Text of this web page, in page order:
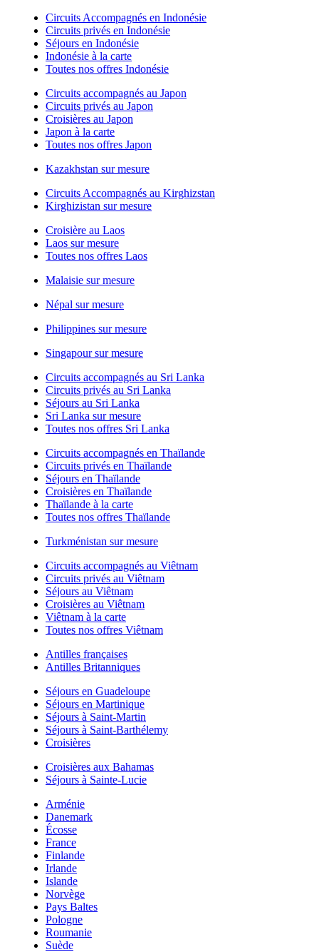
Circuits Accompagnés en Indonésie
Circuits privés en Indonésie
Séjours en Indonésie
Indonésie à la carte
Toutes nos offres Indonésie
Circuits accompagnés au Japon
Circuits privés au Japon
Croisières au Japon
Japon à la carte
Toutes nos offres Japon
Kazakhstan sur mesure
Circuits Accompagnés au Kirghizstan
Kirghizistan sur mesure
Croisière au Laos
Laos sur mesure
Toutes nos offres Laos
Malaisie sur mesure
Népal sur mesure
Philippines sur mesure
Singapour sur mesure
Circuits accompagnés au Sri Lanka
Circuits privés au Sri Lanka
Séjours au Sri Lanka
Sri Lanka sur mesure
Toutes nos offres Sri Lanka
Circuits accompagnés en Thaïlande
Circuits privés en Thaïlande
Séjours en Thaïlande
Croisières en Thaïlande
Thaïlande à la carte
Toutes nos offres Thaïlande
Turkménistan sur mesure
Circuits accompagnés au Viêtnam
Circuits privés au Viêtnam
Séjours au Viêtnam
Croisières au Viêtnam
Viêtnam à la carte
Toutes nos offres Viêtnam
Antilles françaises
Antilles Britanniques
Séjours en Guadeloupe
Séjours en Martinique
Séjours à Saint-Martin
Séjours à Saint-Barthélemy
Croisières
Croisières aux Bahamas
Séjours à Sainte-Lucie
Arménie
Danemark
Écosse
France
Finlande
Irlande
Islande
Norvège
Pays Baltes
Pologne
Roumanie
Suède